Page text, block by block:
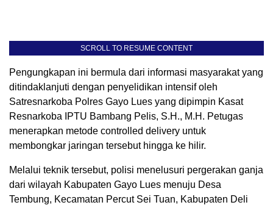
SCROLL TO RESUME CONTENT
Pengungkapan ini bermula dari informasi masyarakat yang
ditindaklanjuti dengan penyelidikan intensif oleh
Satresnarkoba Polres Gayo Lues yang dipimpin Kasat
Resnarkoba IPTU Bambang Pelis, S.H., M.H. Petugas
menerapkan metode controlled delivery untuk
membongkar jaringan tersebut hingga ke hilir.
Melalui teknik tersebut, polisi menelusuri pergerakan ganja
dari wilayah Kabupaten Gayo Lues menuju Desa
Tembung, Kecamatan Percut Sei Tuan, Kabupaten Deli